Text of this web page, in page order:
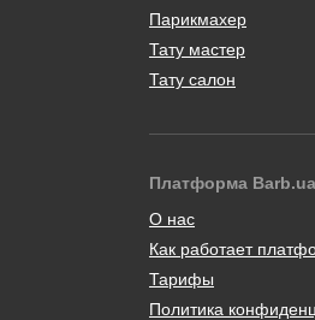
Парикмахер
Тату мастер
Тату салон
Платформа
О нас
Как работает
Тарифы
Политика